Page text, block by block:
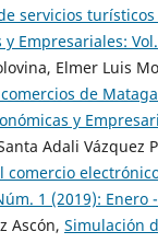
servicios
y Empresariales:
Elmer Luis
de
y
Adali Vázquez
comercio
1 (2019): Enero
Ascón, Simulación